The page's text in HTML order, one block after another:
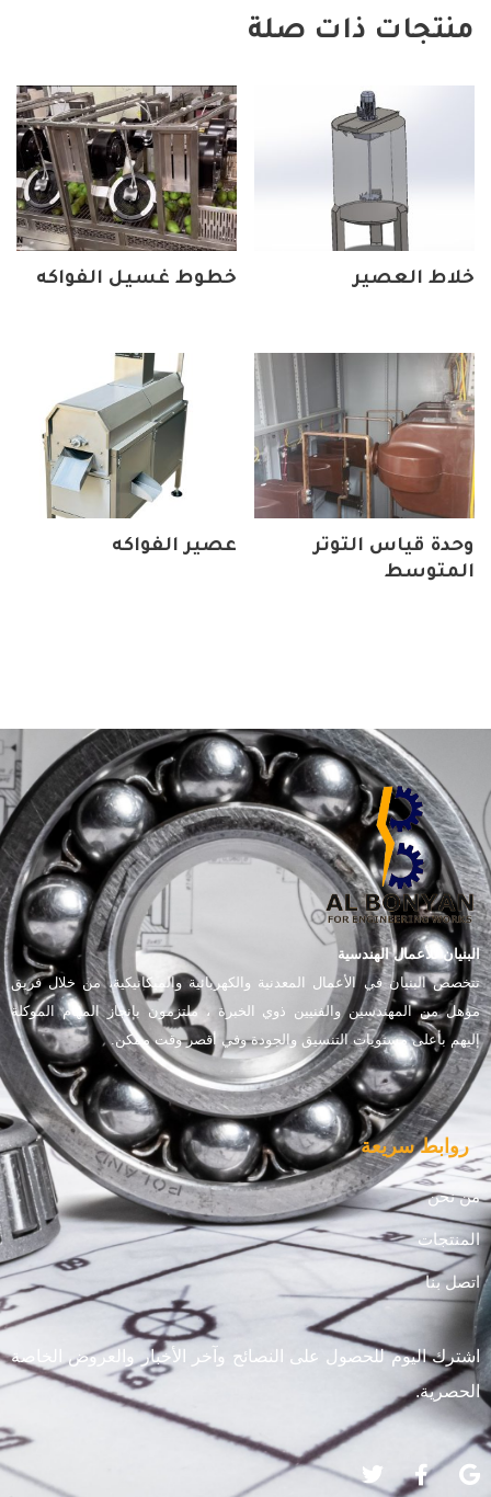
منتجات ذات صلة
خلاط العصير خطوط غسيل الفواكه
وحدة قياس التوتر
المتوسط
عصير الفواكه
البنيان للأعمال الهندسية
تتخصص البنيان في الأعمال المعدنية والكهربائية والميكانيكية، من خلال فريق
مؤهل من المهندسين والفنيين ذوي الخبرة ، ملتزمون بإنجاز المهام الموكلة
إليهم بأعلى مستويات التنسيق والجودة وفي أقصر وقت ممكن.
روابط سريعة
من نحن
المنتجات
اتصل بنا
اشترك اليوم للحصول على النصائح وآخر الأخبار والعروض الخاصة
الحصرية.